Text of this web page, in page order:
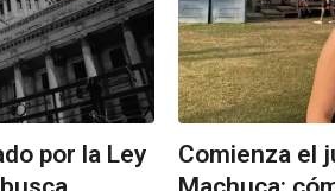
por la Ley
Comienza el